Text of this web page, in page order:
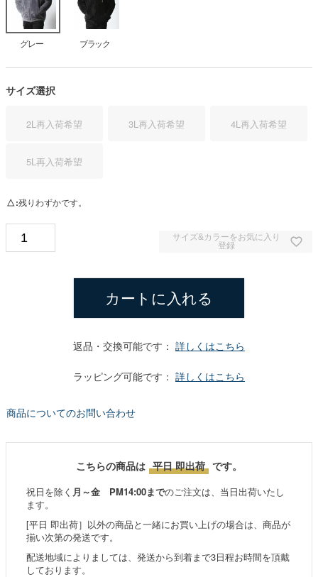
グレー ブラック
サイズ選択
2L再入荷希望 3L再入荷希望 4L再入荷希望
5L再入荷希望
△ 残りわずかです。
サイズ&カラーをお気に入り
登録
カートに入れる
返品・交換可能です： 詳しくはこちら
ラッピング可能です： 詳しくはこちら
商品についてのお問い合わせ
こちらの商品は 平日 即出荷 です。
祝日を除く 月～金 PM14:00までのご注文は、当日出荷いたし
ます。
[平日 即出荷］以外の商品と一緒にお買い上げの場合は、商品が
揃い次第の発送です。
配送地域によりましては、発送から到着まで3日程お時間を頂戴
しております。